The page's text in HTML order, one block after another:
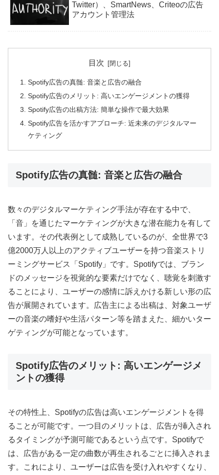
Twitter）、SmartNews、Criteoの広告
アカウント管理法
目次
Spotify広告の真髄: 音楽と広告の融合
Spotify広告のメリット: 高いエンゲージメントの獲得
Spotify広告の出稿方法: 簡単な操作で最大効果
Spotify広告を活かすアプローチ: 近未来のデジタルマー
ケティング
Spotify広告の真髄: 音楽と広告の融合
数々のデジタルマーケティング手法が存在する中で、
「音」を通じたマーケティングが大きな潜在能力を有して
います。その代表例として成熟しているのが、全世界で3
億2000万人以上のアクティブユーザーを持つ音楽ストリ
ーミングサービス「Spotify」です。Spotifyでは、ブラン
ドのメッセージを視覚的な要素だけでなく、聴覚を刺激す
ることにより、ユーザーの感情に訴えかける新しい形の広
告が展開されています。広告主による出稿は、対象ユーザ
ーの音楽の嗜好や生活パターン等を踏まえた、細かいター
ゲティングが可能となっています。
Spotify広告のメリット: 高いエンゲージメ
ントの獲得
その特性上、Spotifyの広告は高いエンゲージメントを得
ることが可能です。一つ目のメリットは、広告が挿入され
るタイミングが予測可能であるという点です。Spotifyで
は、広告がある一定の曲数が再生されるごとに挿入されま
す。これにより、ユーザーは広告を受け入れやすくなり、